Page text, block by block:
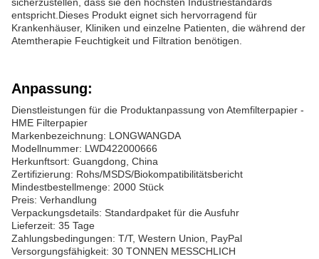
entspricht.Dieses Produkt eignet sich hervorragend für
Krankenhäuser, Kliniken und einzelne Patienten, die während der
Atemtherapie Feuchtigkeit und Filtration benötigen.
Anpassung:
Dienstleistungen für die Produktanpassung von Atemfilterpapier -
HME Filterpapier
Markenbezeichnung: LONGWANGDA
Modellnummer: LWD422000666
Herkunftsort: Guangdong, China
Zertifizierung: Rohs/MSDS/Biokompatibilitätsbericht
Mindestbestellmenge: 2000 Stück
Preis: Verhandlung
Verpackungsdetails: Standardpaket für die Ausfuhr
Lieferzeit: 35 Tage
Zahlungsbedingungen: T/T, Western Union, PayPal
Versorgungsfähigkeit: 30 TONNEN MESSCHLICH